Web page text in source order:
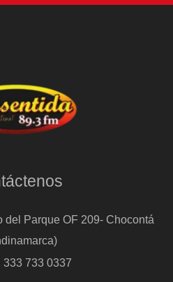
del Parque OF 209- Chocontá
333 733 0337